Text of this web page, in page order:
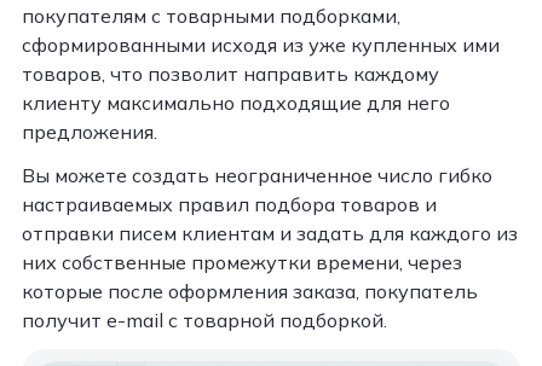
покупателям с товарными подборками,
сформированными исходя из уже купленных ими
товаров, что позволит направить каждому
клиенту максимально подходящие для него
предложения.
Вы можете создать неограниченное число гибко
настраиваемых правил подбора товаров и
отправки писем клиентам и задать для каждого из
них собственные промежутки времени, через
которые после оформления заказа, покупатель
получит e-mail с товарной подборкой.